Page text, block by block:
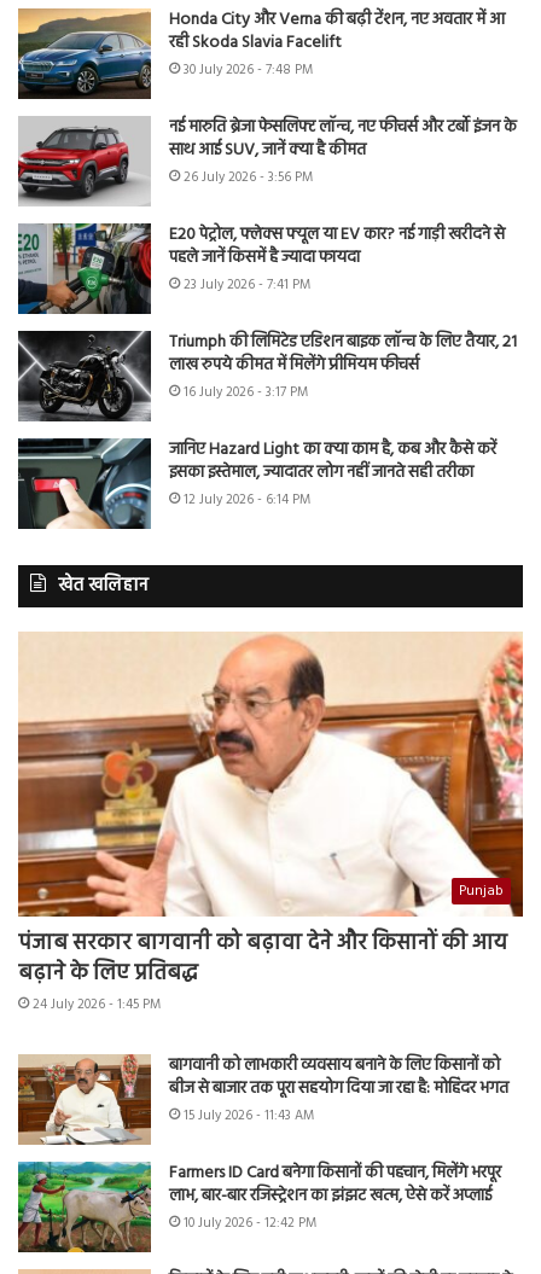
Honda City और Verna की बढ़ी टेंशन, नए अवतार में आ
रही Skoda Slavia Facelift
30 July 2026 - 7:48 PM
नई मारुति ब्रेजा फेसलिफ्ट लॉन्च, नए फीचर्स और टर्बो इंजन के
साथ आई SUV, जानें क्या है कीमत
26 July 2026 - 3:56 PM
E20 पेट्रोल, फ्लेक्स फ्यूल या EV कार? नई गाड़ी खरीदने से
पहले जानें किसमें है ज्यादा फायदा
23 July 2026 - 7:41 PM
Triumph की लिमिटेड एडिशन बाइक लॉन्च के लिए तैयार, 21
लाख रुपये कीमत में मिलेंगे प्रीमियम फीचर्स
16 July 2026 - 3:17 PM
जानिए Hazard Light का क्या काम है, कब और कैसे करें
इसका इस्तेमाल, ज्यादातर लोग नहीं जानते सही तरीका
12 July 2026 - 6:14 PM
खेत खलिहान
Punjab
पंजाब सरकार बागवानी को बढ़ावा देने और किसानों की आय
बढ़ाने के लिए प्रतिबद्ध
24 July 2026 - 1:45 PM
बागवानी को लाभकारी व्यवसाय बनाने के लिए किसानों को
बीज से बाजार तक पूरा सहयोग दिया जा रहा है: मोहिंदर भगत
15 July 2026 - 11:43 AM
Farmers ID Card बनेगा किसानों की पहचान, मिलेंगे भरपूर
लाभ, बार-बार रजिस्ट्रेशन का झंझट खत्म, ऐसे करें अप्लाई
10 July 2026 - 12:42 PM